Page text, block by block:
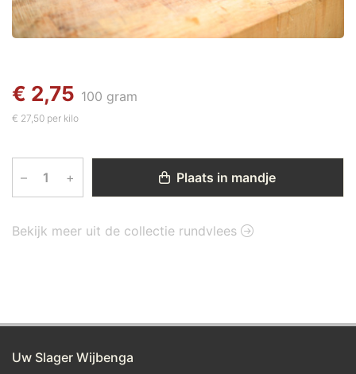
€ 2,75 100 gram
€ 27,50 per kilo
– + Plaats in mandje
Bekijk meer uit de collectie rundvlees
Uw Slager Wijbenga